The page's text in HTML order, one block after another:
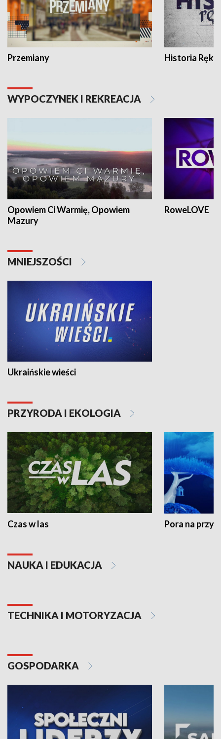
Przemiany Historia Ręką
WYPOCZYNEK I REKREACJA
Opowiem Ci Warmię, Opowiem
Mazury
RoweLOVE
MNIEJSZOŚCI
Ukraińskie wieści
PRZYRODA I EKOLOGIA
Czas w las Pora na
NAUKA I EDUKACJA
TECHNIKA I MOTORYZACJA
GOSPODARKA